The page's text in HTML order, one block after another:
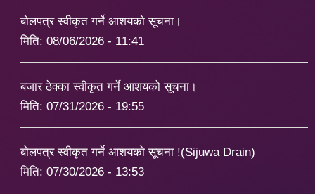
बोलपत्र स्वीकृत गर्ने आशयको सूचना।
मिति: 08/06/2026 - 11:41
बजार ठेक्का स्वीकृत गर्ने आशयको सूचना।
मिति: 07/31/2026 - 19:55
बोलपत्र स्वीकृत गर्ने आशयको सूचना !(Sijuwa Drain)
मिति: 07/30/2026 - 13:53